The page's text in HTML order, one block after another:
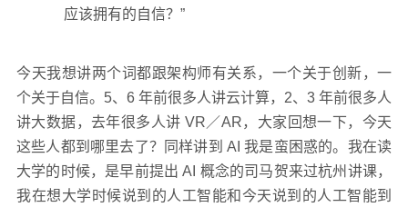
应该拥有的自信？”
今天我想讲两个词都跟架构师有关系，一个关于创新，一
个关于自信。5、6 年前很多人讲云计算，2、3 年前很多人
讲大数据，去年很多人讲 VR／AR，大家回想一下，今天
这些人都到哪里去了？同样讲到 AI 我是蛮困惑的。我在读
大学的时候，是早前提出 AI 概念的司马贺来过杭州讲课，
我在想大学时候说到的人工智能和今天说到的人工智能到